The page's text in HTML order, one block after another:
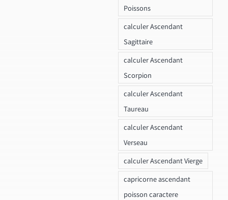
Poissons
calculer Ascendant
Sagittaire
calculer Ascendant
Scorpion
calculer Ascendant
Taureau
calculer Ascendant
Verseau
calculer Ascendant Vierge
capricorne ascendant
poisson caractere